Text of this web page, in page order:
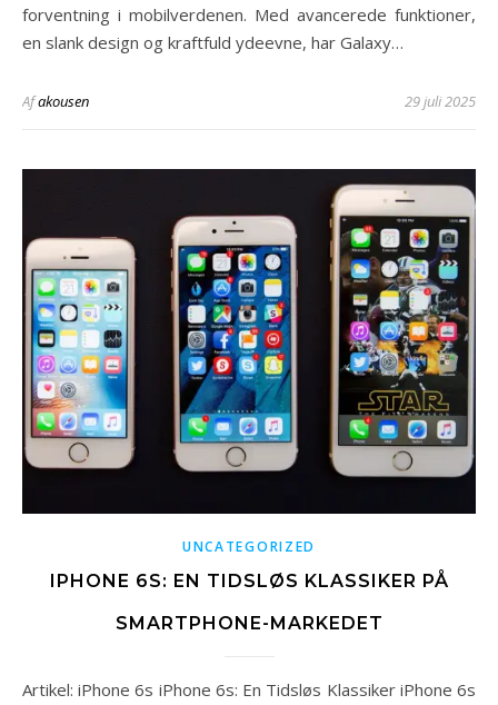
forventning i mobilverdenen. Med avancerede funktioner,
en slank design og kraftfuld ydeevne, har Galaxy…
Afakousen 29 juli 2025
UNCATEGORIZED
IPHONE 6S: EN TIDSLØS KLASSIKER PÅ
SMARTPHONE-MARKEDET
Artikel: iPhone 6s iPhone 6s: En Tidsløs Klassiker iPhone 6s